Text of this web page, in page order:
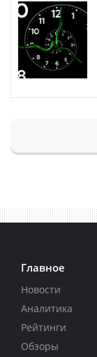
Главное
Новости
Аналитика
Рейтинги
Обзоры